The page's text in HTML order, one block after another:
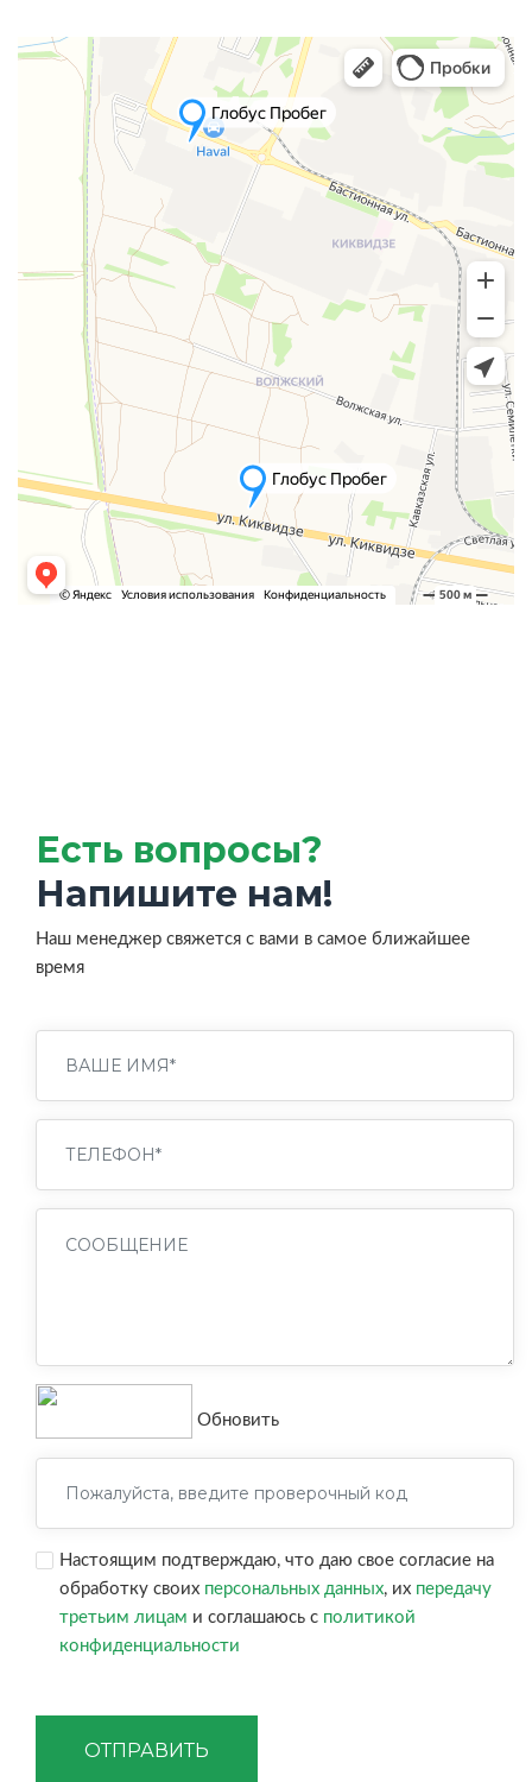
Есть вопросы?
Напишите нам!
Наш менеджер свяжется с вами в самое ближайшее
время
Обновить
Настоящим подтверждаю, что даю свое согласие на
обработку своих персональных данных, их передачу
третьим лицам и соглашаюсь с политикой
конфиденциальности
ОТПРАВИТЬ